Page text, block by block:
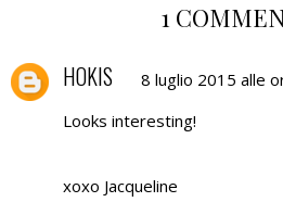
1
HOKIS
8 luglio 2015 alle
Looks interesting!
xoxo Jacqueline